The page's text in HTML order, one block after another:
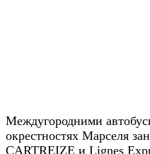
Междугородними
окрестностях Марселя
CARTREIZE и Lignes